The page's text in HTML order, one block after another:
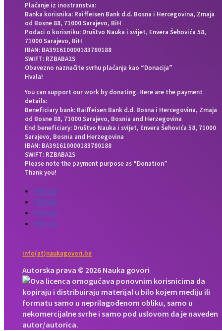
Plaćanje iz inostranstva:
Banka korisnika: Raiffeisen Bank d.d. Bosna i Hercegovina, Zmaja
od Bosne 88, 71000 Sarajevo, BiH
Podaci o korisniku: Društvo Nauka i svijet, Envera Šehovića 58,
71000 Sarajevo, BiH
IBAN: BA391610000183780188
SWIFT: RZBABA2S
Obavezno naznačite svrhu plaćanja kao “Donacija”
Hvala!
You can support our work by donating. Here are the payment
details:
Beneficiary bank: Raiffeisen Bank d.d. Bosna i Hercegovina, Zmaja
od Bosne 88, 71000 Sarajevo, Bosnia and Herzegovina
End beneficiary: Društvo Nauka i svijet, Envera Šehovića 58, 71000
Sarajevo, Bosnia and Herzegovina
IBAN: BA391610000183780188
SWIFT: RZBABA2S
Please note the payment purpose as “Donation”
Thank you!
Follow
Follow
Follow
Follow
info(at)naukagovori.ba
Autorska prava © 2026 Nauka govori